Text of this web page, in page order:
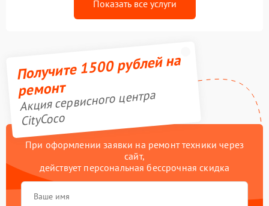
Показать все услуги
Получите 1500 рублей на
ремонт
Акция сервисного центра
CityCoco
При оформлении заявки на ремонт техники через
сайт,
действует персональная бессрочная скидка